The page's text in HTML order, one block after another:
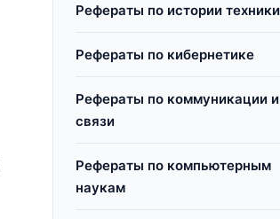
Рефераты по истории техники
Рефераты по кибернетике
Рефераты по коммуникации и
связи
Рефераты по компьютерным
наукам